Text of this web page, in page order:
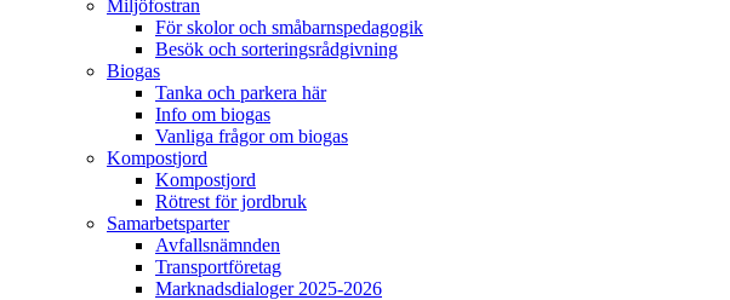
Miljöfostran
För skolor och småbarnspedagogik
Besök och sorteringsrådgivning
Biogas
Tanka och parkera här
Info om biogas
Vanliga frågor om biogas
Kompostjord
Kompostjord
Rötrest för jordbruk
Samarbetsparter
Avfallsnämnden
Transportföretag
Marknadsdialoger 2025-2026